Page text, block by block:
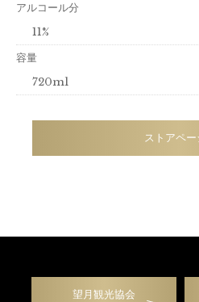
アルコール分
11%
容量
720ml
ストアペー
望月観光協会